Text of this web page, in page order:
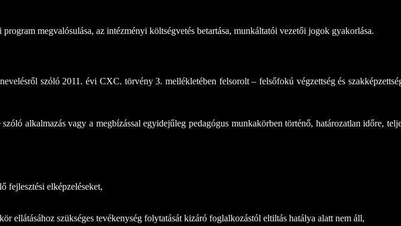
megvalósulása, az intézményi költségvetés betartása, munkáltatói vezetői jogok gyakorlása.
szóló 2011. évi CXC. törvény 3. mellékletében felsorolt – felsőfokú végzettség és
alkalmazás vagy a megbízással egyidejűleg pedagógus munkakörben történő, határozatlan időre,
fejlesztési elképzeléseket,
ellátásához szükséges tevékenység folytatását kizáró foglalkozástól eltiltás hatálya alatt nem áll,